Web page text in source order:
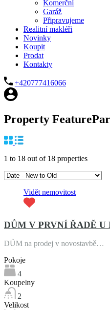
Komerční
Garáž
Připravujeme
Realitní makléři
Novinky
Koupit
Prodat
Kontakty
+420777416066
Property Feature
+
−
1 to 18 out of 18 properties
Vidět nemovitost
DŮM V PRVNÍ ŘADĚ U
DŮM na prodej v novostavbě…
Pokoje
4
Koupelny
2
Velikost